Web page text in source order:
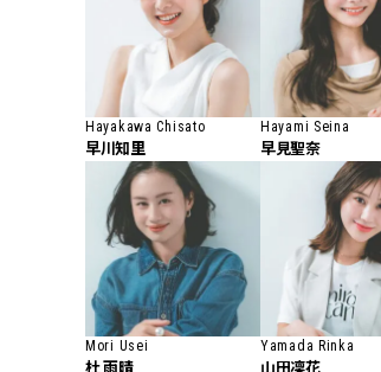
Hayakawa Chisato
早川知里
Hayami Seina
早見聖奈
Mori Usei
杜 雨晴
Yamada Rinka
山田凜花